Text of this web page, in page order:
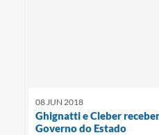
08 JUN 2018
Ghignatti e Cleber
Governo do Estado